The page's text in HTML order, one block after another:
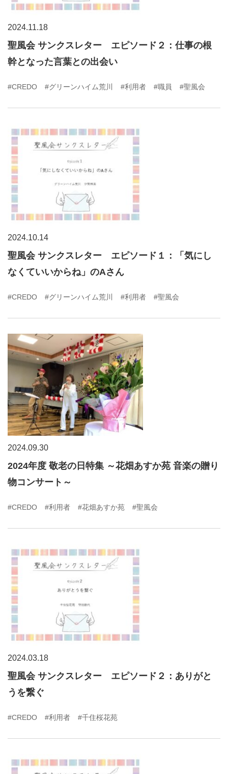
2024.11.18
聖風会 サンクスレター エピソード２：仕事の根
幹となった言葉との出会い
#CREDO #グリーンハイム荒川 #利用者 #職員 #聖風会
2024.10.14
聖風会 サンクスレター エピソード１：「気にし
なくていいからね」のAさん
#CREDO #グリーンハイム荒川 #利用者 #聖風会
2024.09.30
2024年度 敬老の日特集 ～花畑あすか苑 音楽の贈り
物コンサート～
#CREDO #利用者 #花畑あすか苑 #聖風会
2024.03.18
聖風会 サンクスレター エピソード２：ありがと
うを繋ぐ
#CREDO #利用者 #千住桜花苑